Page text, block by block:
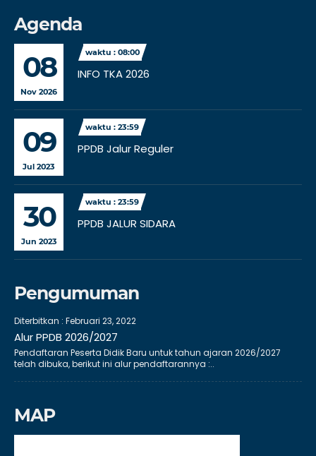
Agenda
08
Nov 2026
waktu : 08:00
INFO TKA 2026
09
Jul 2023
waktu : 23:59
PPDB Jalur Reguler
30
Jun 2023
waktu : 23:59
PPDB JALUR SIDARA
Pengumuman
Diterbitkan : Februari 23, 2022
Alur PPDB 2026/2027
Pendaftaran Peserta Didik Baru untuk tahun ajaran 2026/2027
telah dibuka, berikut ini alur pendaftarannya :..
MAP